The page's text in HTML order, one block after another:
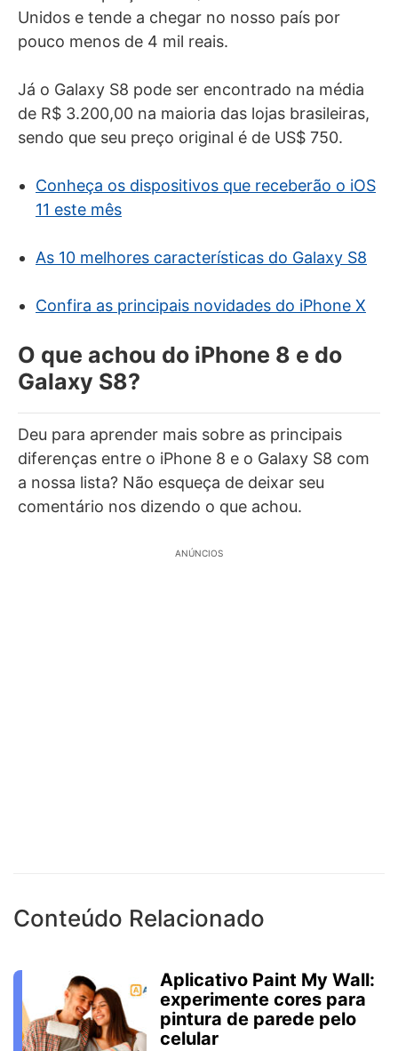
Unidos e tende a chegar no nosso país por
pouco menos de 4 mil reais.
Já o Galaxy S8 pode ser encontrado na média
de R$ 3.200,00 na maioria das lojas brasileiras,
sendo que seu preço original é de US$ 750.
Conheça os dispositivos que receberão o iOS
11 este mês
As 10 melhores características do Galaxy S8
Confira as principais novidades do iPhone X
O que achou do iPhone 8 e do
Galaxy S8?
Deu para aprender mais sobre as principais
diferenças entre o iPhone 8 e o Galaxy S8 com
a nossa lista? Não esqueça de deixar seu
comentário nos dizendo o que achou.
ANÚNCIOS
Conteúdo Relacionado
Aplicativo Paint My Wall:
experimente cores para
pintura de parede pelo
celular